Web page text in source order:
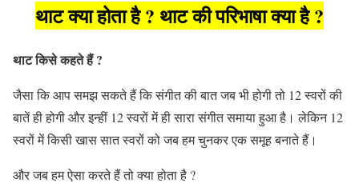
थाटक्या होता है ? थाटकी परिभाषाक्या है ?
थाट किसे कहते हैं ?
जैसा कि आप समझ सकते हैं कि संगीत की बात जब भी होगी तो 12 स्वरों की
बातें ही होगी और इन्हीं 12 स्वरों में ही सारा संगीत समाया हुआ है। लेकिन 12
स्वरों में किसी खास सात स्वरों को जब हम चुनकर एक समूह बनाते हैं।
और जब हम ऐसा करते हैं तो क्या होता है ?